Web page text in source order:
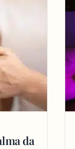
da